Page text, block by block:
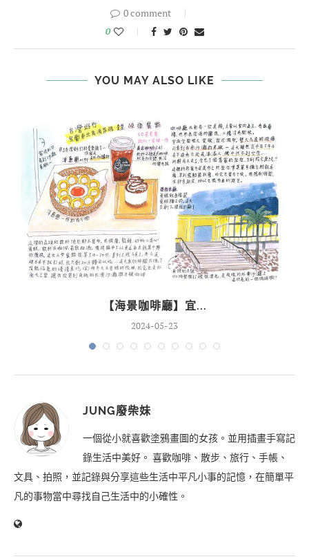
0 comment
0
YOU MAY ALSO LIKE
【海景咖啡廳】宜...
2024-05-23
JUNG廢柴妹
一個從小就喜歡塗鴉畫圖的女孩。並用插畫手寫記
錄生活中美好。 喜歡咖啡、散步、旅行、手帳、
文具、拍照，並記錄與分享這些生活中平凡小事的記憶，在簡單平
凡的事物當中尋找自己生活中的小確性。